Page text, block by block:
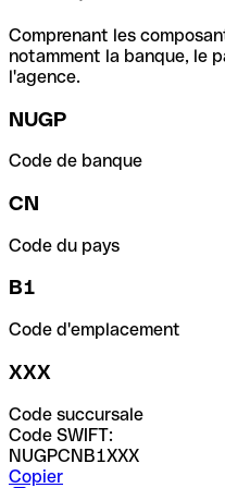
Comprenant les
notamment la banque, le
l'agence.
NUGP
Code de banque
CN
Code du pays
B1
Code d'emplacement
XXX
Code succursale
Code SWIFT:
NUGPCNB1XXX
Copier